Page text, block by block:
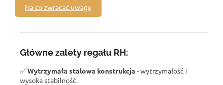
Na co zwracać uwagę
Główne zalety regału RH:
✅Wytrzymała stalowa konstrukcja - wytrzymałość i
wysoka stabilność.